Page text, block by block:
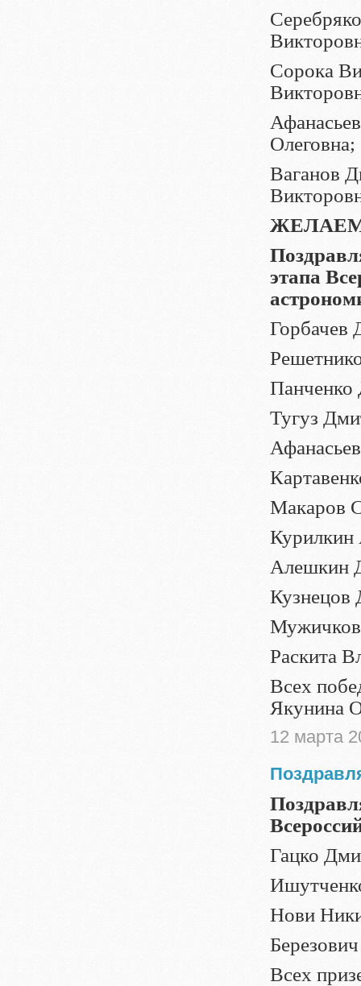
Сорока
Олеговна;
Ваганов
этапа
Горбачев
Панченко
Тугуз
Макаров
Курилкин
Алешкин
Кузнецов
Раскита
Всех
Якунина
12 марта
Гацко
Нови
Всех